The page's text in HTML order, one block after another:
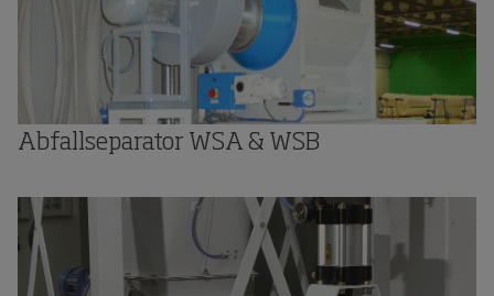
Abfallseparator WSA & WSB